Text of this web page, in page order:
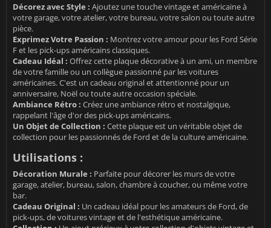
Décorez avec Style : Ajoutez une touche vintage et américaine à
votre garage, votre atelier, votre bureau, votre salon ou toute autre
pièce.
Exprimez Votre Passion : Montrez votre amour pour les Ford Série
F et les pick-ups américains classiques.
Cadeau Idéal : Offrez cette plaque décorative à un ami, un membre
de votre famille ou un collègue passionné par les voitures
américaines. C'est un cadeau original et attentionné pour un
anniversaire, Noël ou toute autre occasion spéciale.
Ambiance Rétro : Créez une ambiance rétro et nostalgique,
rappelant l'âge d'or des pick-ups américains.
Un Objet de Collection : Cette plaque est un véritable objet de
collection pour les passionnés de Ford et de la culture américaine.
Utilisations :
Décoration Murale : Parfaite pour décorer les murs de votre
garage, atelier, bureau, salon, chambre à coucher, ou même votre
bar.
Cadeau Original : Un cadeau idéal pour les amateurs de Ford, de
pick-ups, de voitures vintage et de l'esthétique américaine.